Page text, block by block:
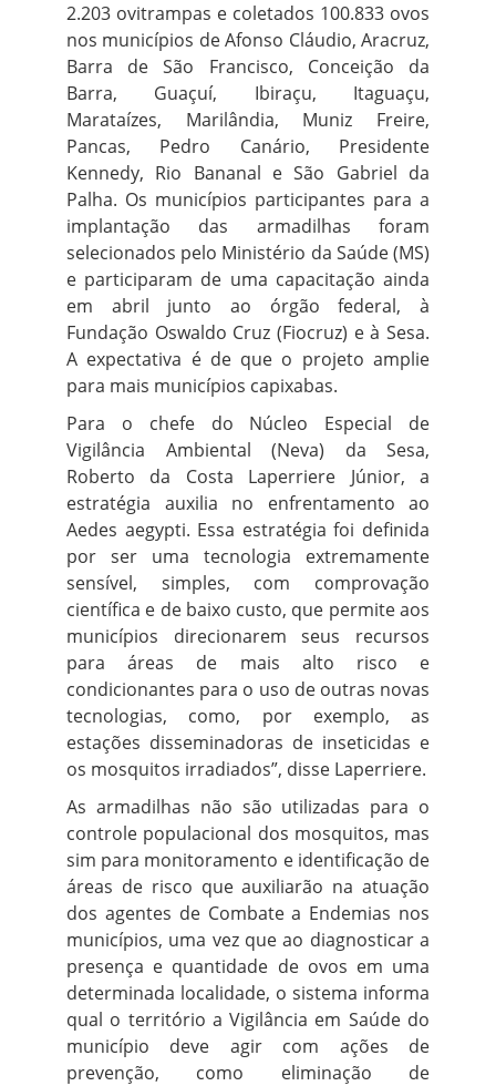
2.203 ovitrampas e coletados 100.833 ovos
nos municípios de Afonso Cláudio, Aracruz,
Barra de São Francisco, Conceição da
Barra, Guaçuí, Ibiraçu, Itaguaçu,
Marataízes, Marilândia, Muniz Freire,
Pancas, Pedro Canário, Presidente
Kennedy, Rio Bananal e São Gabriel da
Palha. Os municípios participantes para a
implantação das armadilhas foram
selecionados pelo Ministério da Saúde (MS)
e participaram de uma capacitação ainda
em abril junto ao órgão federal, à
Fundação Oswaldo Cruz (Fiocruz) e à Sesa.
A expectativa é de que o projeto amplie
para mais municípios capixabas.
Para o chefe do Núcleo Especial de
Vigilância Ambiental (Neva) da Sesa,
Roberto da Costa Laperriere Júnior, a
estratégia auxilia no enfrentamento ao
Aedes aegypti. Essa estratégia foi definida
por ser uma tecnologia extremamente
sensível, simples, com comprovação
científica e de baixo custo, que permite aos
municípios direcionarem seus recursos
para áreas de mais alto risco e
condicionantes para o uso de outras novas
tecnologias, como, por exemplo, as
estações disseminadoras de inseticidas e
os mosquitos irradiados”, disse Laperriere.
As armadilhas não são utilizadas para o
controle populacional dos mosquitos, mas
sim para monitoramento e identificação de
áreas de risco que auxiliarão na atuação
dos agentes de Combate a Endemias nos
municípios, uma vez que ao diagnosticar a
presença e quantidade de ovos em uma
determinada localidade, o sistema informa
qual o território a Vigilância em Saúde do
município deve agir com ações de
prevenção, como eliminação de